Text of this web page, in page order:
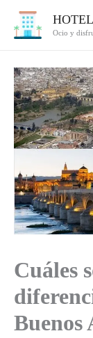
Ocio y
Cuáles
Buenos